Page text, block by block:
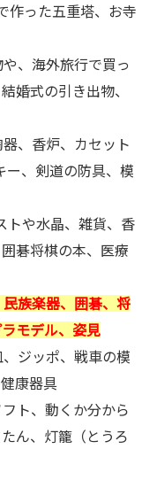
作った五重塔、お寺
、海外旅行で買っ
婚式の引き出物、
、香炉、カセット
ー、剣道の防具、模
トや水晶、雑貨、香
碁将棋の本、医療
族楽器、囲碁、将
モデル、姿見
ジッポ、戦車の模
康器具
ト、動くか分から
ん、灯籠（とうろ